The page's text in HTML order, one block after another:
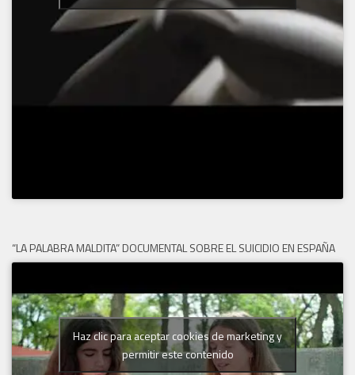
“LA PALABRA MALDITA” DOCUMENTAL SOBRE EL SUICIDIO EN ESPAÑA
Haz clic para aceptar cookies de marketing y
permitir este contenido